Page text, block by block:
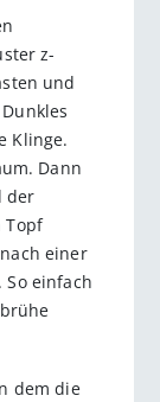
z­
und
Klinge.
Dann
der
Topf
einer
einfach
dem die